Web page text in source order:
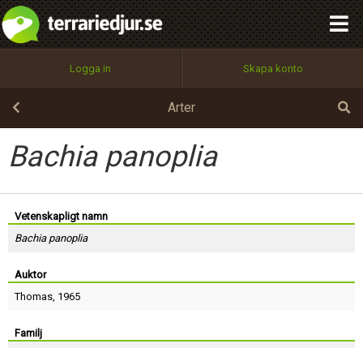
Logga in Skapa konto
Arter
Bachia panoplia
Vetenskapligt namn
Bachia panoplia
Auktor
Thomas, 1965
Familj
Utför
100%
OK
integritetspolicy
Namn:
Epost:
Lösenord:
Terms of Service
Begär nytt lösenord
Tillbaka till förstasidan